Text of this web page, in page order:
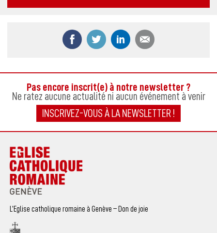
Partager ce contenu sur Facebook
Partager ce contenu sur Twitter
Partager ce contenu
Pas encore inscrit(e) à notre newsletter ?
Ne ratez aucune actualité ni aucun événement à venir
INSCRIVEZ-VOUS À LA NEWSLETTER !
L’Eglise catholique romaine à Genève – Don de joie